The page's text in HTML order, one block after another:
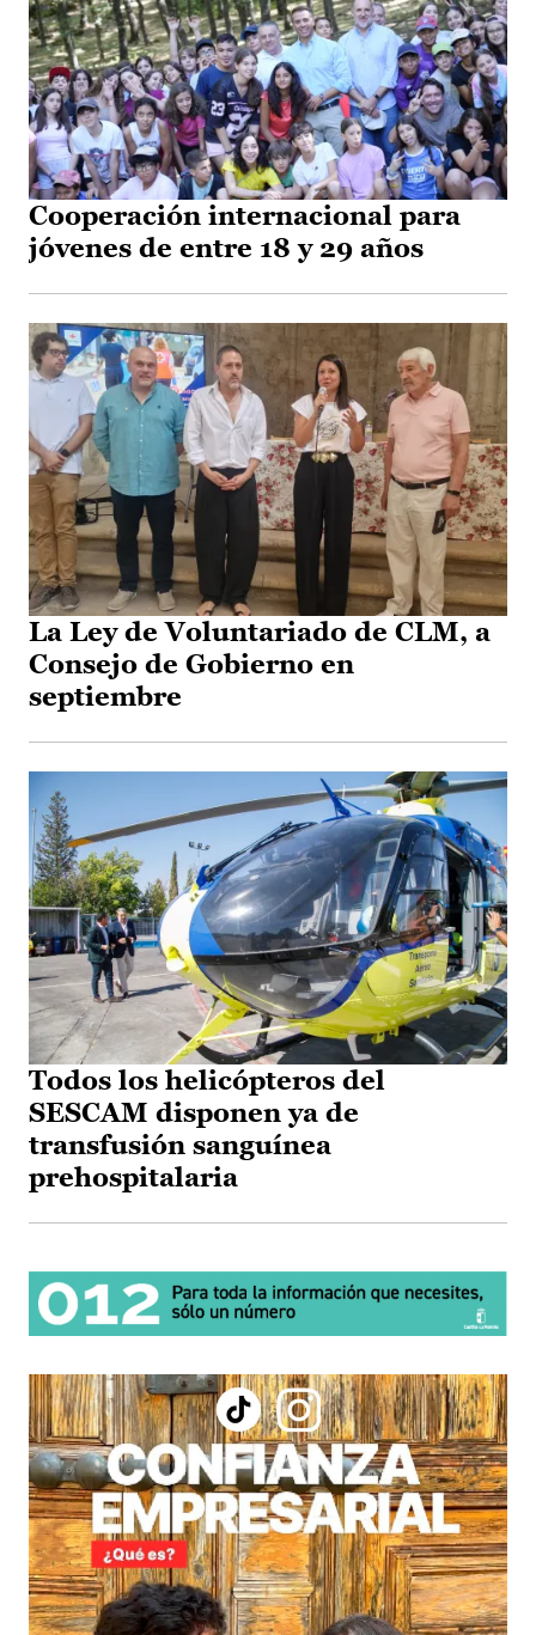
Cooperación internacional para
jóvenes de entre 18 y 29 años
La Ley de Voluntariado de CLM, a
Consejo de Gobierno en
septiembre
Todos los helicópteros del
SESCAM disponen ya de
transfusión sanguínea
prehospitalaria